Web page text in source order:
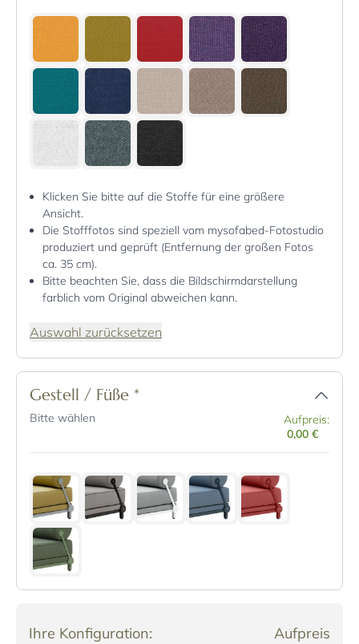
Klicken Sie bitte auf die Stoffe für eine größere
Ansicht.
Die Stofffotos sind speziell vom mysofabed-Fotostudio
produziert und geprüft (Entfernung der großen Fotos
ca. 35 cm).
Bitte beachten Sie, dass die Bildschirmdarstellung
farblich vom Original abweichen kann.
Auswahl zurücksetzen
Gestell / Füße *
Bitte wählen
Aufpreis:
0,00 €
Ihre Konfiguration:
Aufpreis